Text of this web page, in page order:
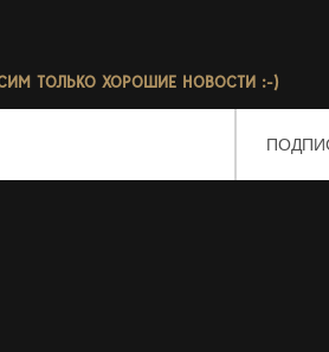
ТОЛЬКО ХОРОШИЕ НОВОСТИ :-)